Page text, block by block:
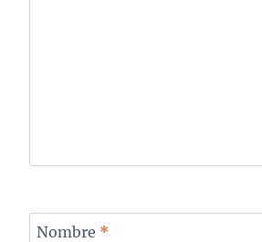
Nombre *